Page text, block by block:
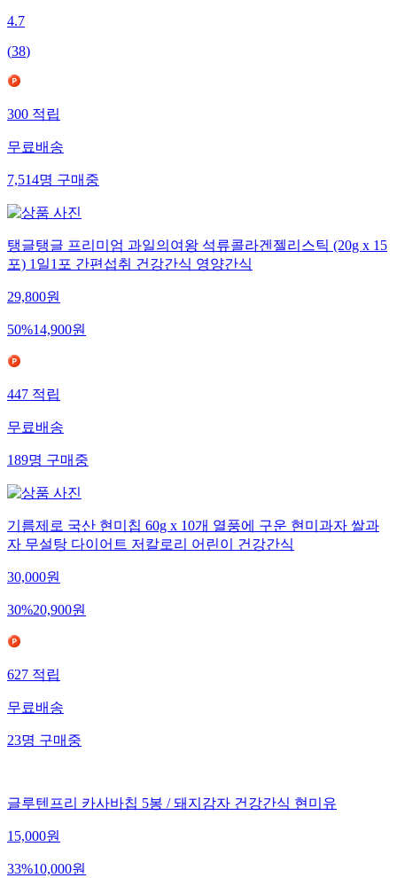
4.7
(38)
300 적립
무료배송
7,514명 구매중
탱글탱글 프리미엄 과일의여왕 석류콜라겐젤리스틱 (20g x 15
포) 1일1포 간편섭취 건강간식 영양간식
29,800원
50%14,900원
447 적립
무료배송
189명 구매중
기름제로 국산 현미칩 60g x 10개 열풍에 구운 현미과자 쌀과
자 무설탕 다이어트 저칼로리 어린이 건강간식
30,000원
30%20,900원
627 적립
무료배송
23명 구매중
글루텐프리 카사바칩 5봉 / 돼지감자 건강간식 현미유
15,000원
33%10,000원